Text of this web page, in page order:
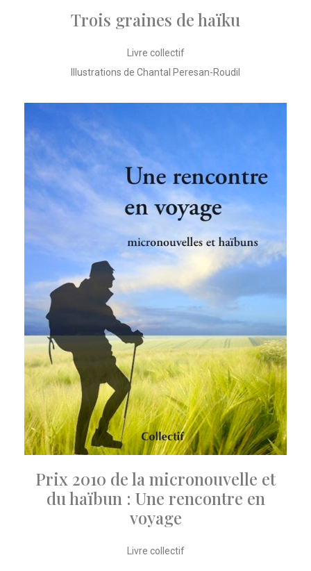
Trois graines de haïku
Livre collectif
Illustrations de Chantal Peresan-Roudil
Prix 2010 de la micronouvelle et
du haïbun : Une rencontre en
voyage
Livre collectif